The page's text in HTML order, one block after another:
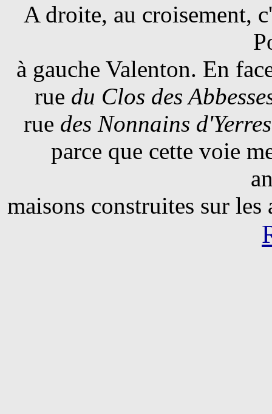
A droite, au croisement,
à gauche Valenton. En
rue du Clos des
rue des Nonnains d'Yerres
parce que cette voie
maisons construites sur